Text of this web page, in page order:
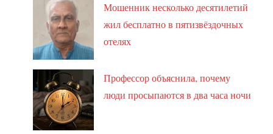
Мошенник несколько десятилетий
жил бесплатно в пятизвёздочных
отелях
Профессор объяснила, почему
люди просыпаются в два часа ночи